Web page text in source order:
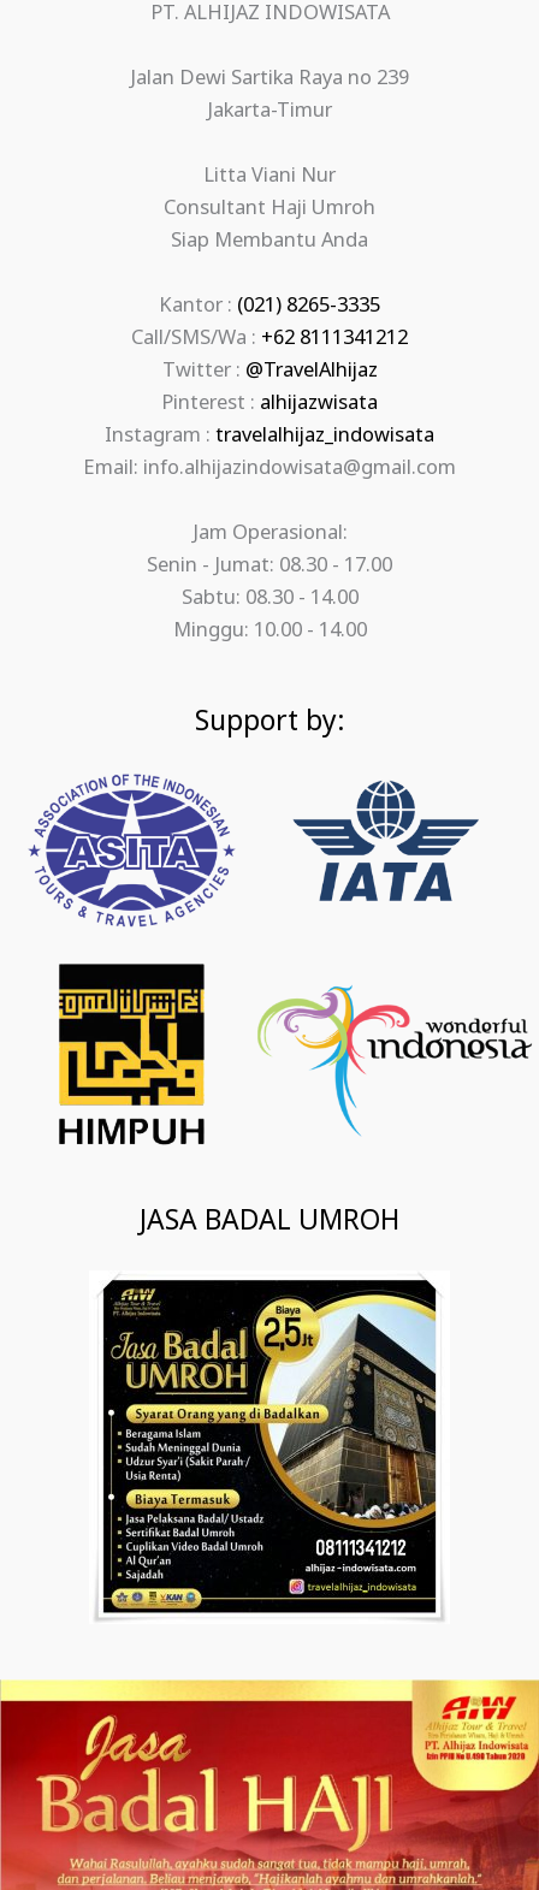
PT. ALHIJAZ INDOWISATA
Jalan Dewi Sartika Raya no 239
Jakarta-Timur
Litta Viani Nur
Consultant Haji Umroh
Siap Membantu Anda
Kantor : (021) 8265-3335
Call/SMS/Wa : +62 8111341212
Twitter : @TravelAlhijaz
Pinterest : alhijazwisata
Instagram : travelalhijaz_indowisata
Email: info.alhijazindowisata@gmail.com
Jam Operasional:
Senin - Jumat: 08.30 - 17.00
Sabtu: 08.30 - 14.00
Minggu: 10.00 - 14.00
Support by:
JASA BADAL UMROH